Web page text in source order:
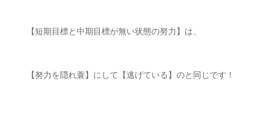
【短期目標と中期目標が無い状態の努力】は、
【努力を隠れ蓑】にして【逃げている】のと同じです！